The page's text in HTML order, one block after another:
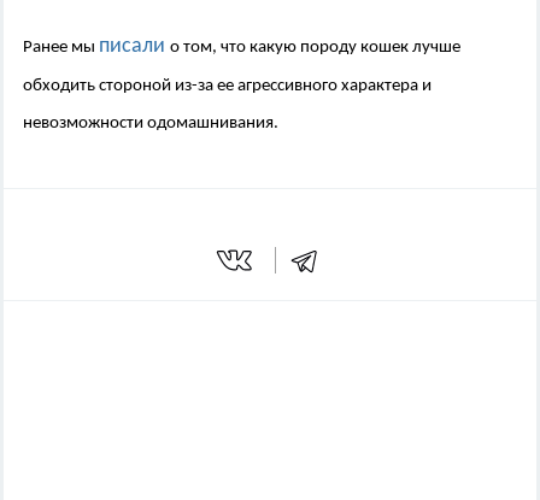
Ранее мы писали о том, что какую породу кошек лучше
обходить стороной из-за ее агрессивного характера и
невозможности одомашнивания.